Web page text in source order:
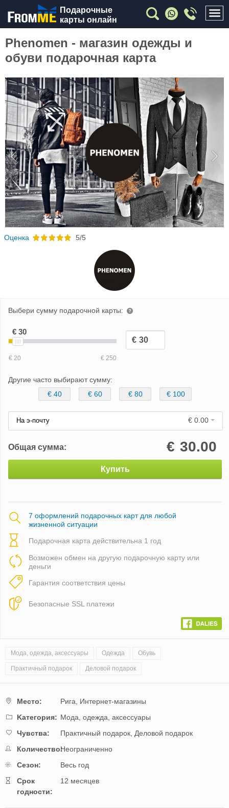
Подарочные
карты онлайн
Phenomen - магазин одежды и
обуви подарочная карта
Previous
Oценка 5/5
Выбери сумму подарочной карты:
Другие часто выбирают сумму:
€ 40
€ 60 € 80 € 100
На э-почту € 0.00
Общая сумма: 30.00
€
Купить
7 оформлений подарочных карт для любой
жизненной ситуации
Подарочная карта действительна 1 год
Возможен обмен на другую подарочную карту или
деньги
Гарантия соответствия цены
Безопасные SSL платежи
Мода, одежда, аксессуары Одежда Обувь
Практичный подарок Деловой подарок
Mестo: Рига,
Интернет-магазины
Kатегория: Мода, одежда, аксессуары
Чувства:
Практичный подарок, Деловой подарок
Количество:Неограниченно
Cезон:
Весь год
Cрок
годности:
12 месяцев